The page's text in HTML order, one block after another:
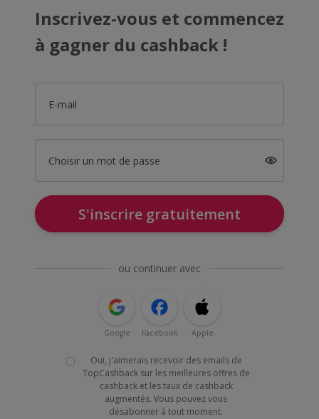
Inscrivez-vous et commencez
à gagner du cashback !
E-mail
Choisir un mot de passe
S'inscrire gratuitement
ou continuer avec
Google Facebook Apple
Oui, j'aimerais recevoir des emails de
TopCashback sur les meilleures offres de
cashback et les taux de cashback
augmentés. Vous pouvez vous
désabonner à tout moment.